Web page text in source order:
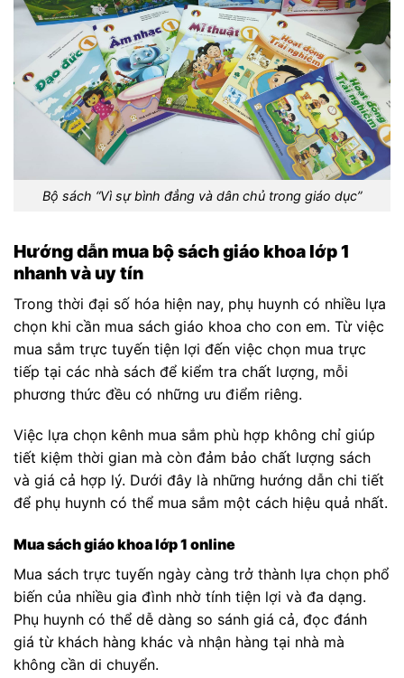
Bộ sách “Vì sự bình đẳng và dân chủ trong giáo dục”
Hướng dẫn mua bộ sách giáo khoa lớp 1
nhanh và uy tín
Trong thời đại số hóa hiện nay, phụ huynh có nhiều lựa
chọn khi cần mua sách giáo khoa cho con em. Từ việc
mua sắm trực tuyến tiện lợi đến việc chọn mua trực
tiếp tại các nhà sách để kiểm tra chất lượng, mỗi
phương thức đều có những ưu điểm riêng.
Việc lựa chọn kênh mua sắm phù hợp không chỉ giúp
tiết kiệm thời gian mà còn đảm bảo chất lượng sách
và giá cả hợp lý. Dưới đây là những hướng dẫn chi tiết
để phụ huynh có thể mua sắm một cách hiệu quả nhất.
Mua sách giáo khoa lớp 1 online
Mua sách trực tuyến ngày càng trở thành lựa chọn phổ
biến của nhiều gia đình nhờ tính tiện lợi và đa dạng.
Phụ huynh có thể dễ dàng so sánh giá cả, đọc đánh
giá từ khách hàng khác và nhận hàng tại nhà mà
không cần di chuyển.